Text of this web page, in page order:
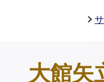
大館矢